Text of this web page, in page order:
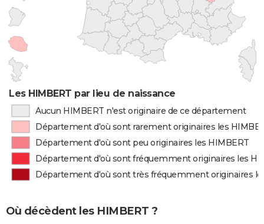
Les HIMBERT par lieu de naissance
Aucun HIMBERT n'est originaire de ce département
Département d'où sont rarement originaires les
Département d'où sont peu originaires les HIMBERT
Département d'où sont fréquemment originaires les
Département d'où sont très fréquemment originaires
Où décèdent les HIMBERT ?